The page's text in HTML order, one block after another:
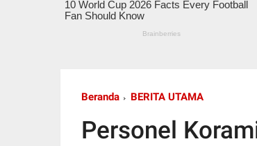
Beranda BERITA UTAMA
Personel